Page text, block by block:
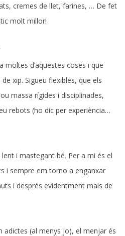
cremes de llet, farines, … De fet
molt millor!
moltes d’aquestes coses i que
xip. Sigueu flexibles, que els
massa rígides i disciplinades,
rebots (ho dic per experiència…
i mastegant bé. Per a mi és el
i sempre em torno a enganxar
i després evidentment mals de
adictes (al menys jo), el menjar és